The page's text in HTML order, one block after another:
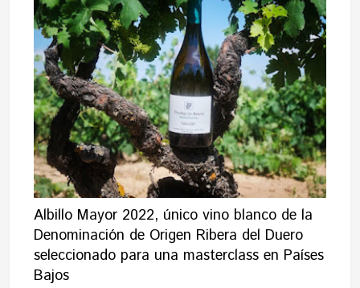
Albillo Mayor 2022, único vino blanco de la
Denominación de Origen Ribera del Duero
seleccionado para una masterclass en Países
Bajos